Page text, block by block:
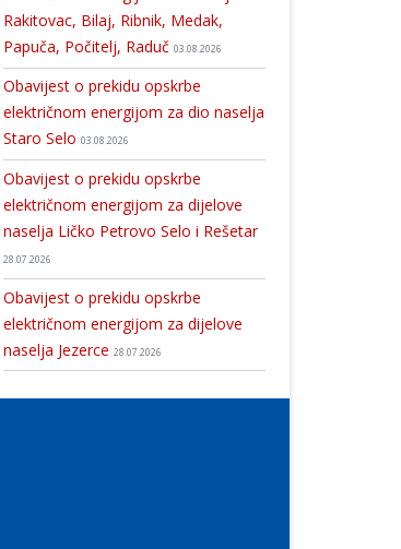
Župan Ernest Petry dodijelio Zahvalnice gradonačelnicima i načelnicima za suradnju u mandatu 2021.–2025.
Rakitovac, Bilaj, Ribnik, Medak,
Papuča, Počitelj, Raduč 03.08.2026
Obavijest o prekidu opskrbe
električnom energijom za dio naselja
Staro Selo 03.08.2026
Obavijest o prekidu opskrbe
električnom energijom za dijelove
naselja Ličko Petrovo Selo i Rešetar
28.07.2026
Obavijest o prekidu opskrbe
električnom energijom za dijelove
naselja Jezerce 28.07.2026